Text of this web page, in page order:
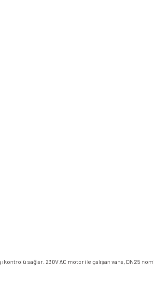
sağlar. 230V AC motor ile çalışan vana, DN25